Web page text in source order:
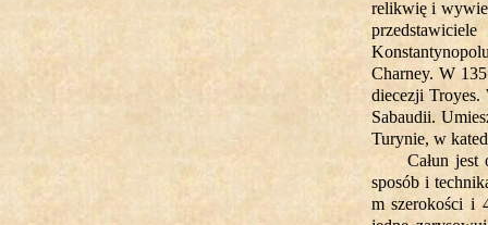
relikwię i
Charney. W
diecezji
Sabaudii.
Turynie, w
Całun
sposób i
m szerokości i